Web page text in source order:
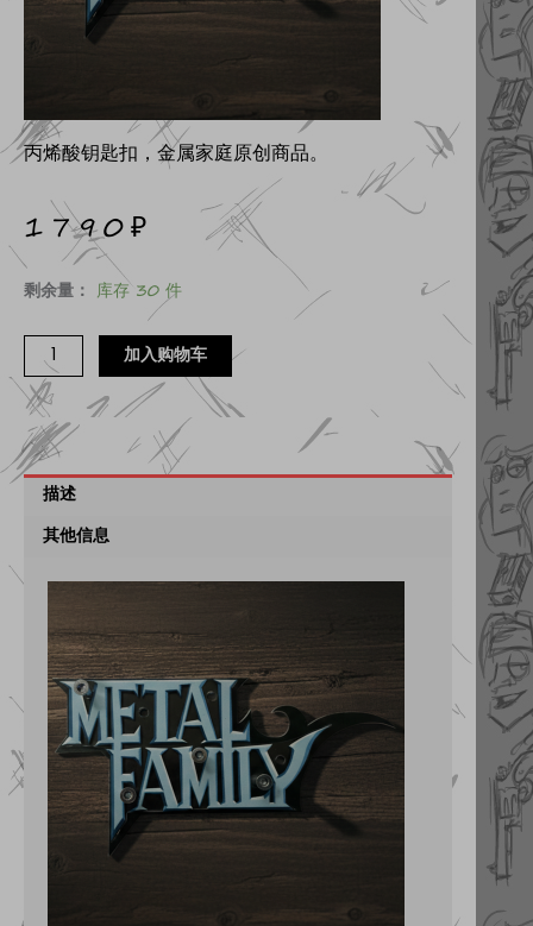
丙烯酸钥匙扣，金属家庭原创商品。
1790₽
剩余量： 库存 30 件
金
庭
"亚
克
力
数
加入购物车
描述
其他信息